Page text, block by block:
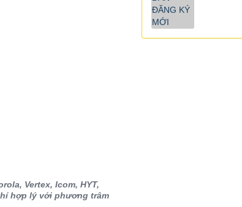
Vertex, Icom, HYT,
hợp lý với phương trâm